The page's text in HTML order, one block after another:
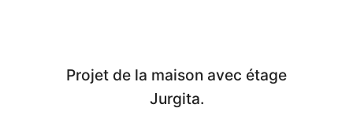
Projet de la maison avec étage
Jurgita.